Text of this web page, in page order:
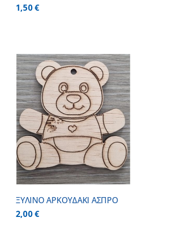
1,50€
ΞΥΛΙΝΟ ΑΡΚΟΥΔΑΚΙ ΑΣΠΡΟ
2,00€
ΠΡΟΣΘΗΚΗ ΣΤΟ ΚΑΛΑΘΙ
ΛΕΠΤΟΜΕΡΕΙΕΣ